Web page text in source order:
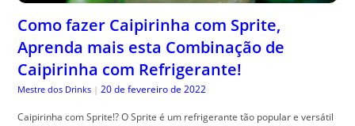
Como fazer Caipirinha com Sprite,
Aprenda mais esta Combinação de
Caipirinha com Refrigerante!
Mestre dos Drinks | 20 de fevereiro de 2022
Caipirinha com Sprite!? O Sprite é um refrigerante tão popular e versátil